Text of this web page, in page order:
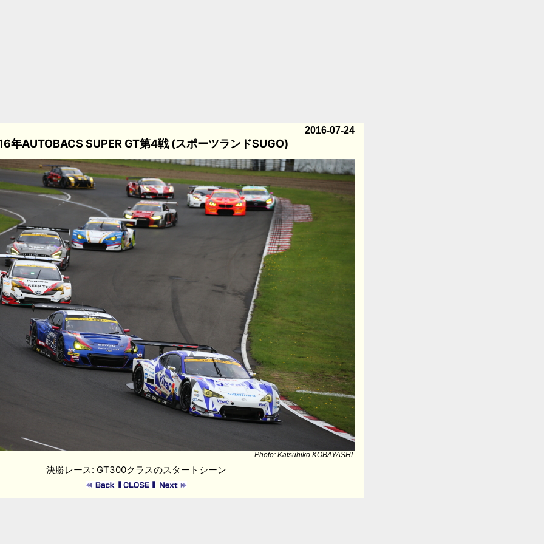
2016-07-24
年AUTOBACS SUPER GT第4戦 (スポーツランドSUGO)
Photo: Katsuhiko KOBAYASHI
決勝レース: GT300クラスのスタートシーン